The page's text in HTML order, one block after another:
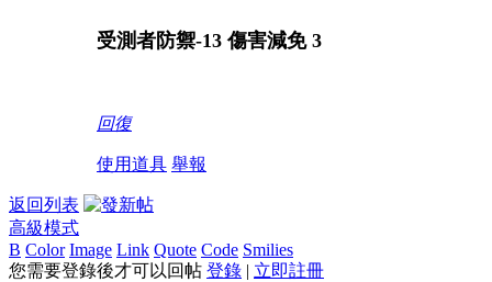
受測者防禦-13 傷害減免 3
回復
使用道具 舉報
返回列表
高級模式
B Color Image Link Quote Code Smilies
您需要登錄後才可以回帖 登錄 | 立即註冊